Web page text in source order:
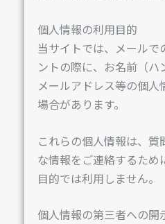
個人情報の利用目的
当サイトでは、メールで
ントの際に、お名前（ハ
メールアドレス等の個人
場合があります。
これらの個人情報は、
な情報をご連絡するため
目的では利用しません。
個人情報の第三者への開